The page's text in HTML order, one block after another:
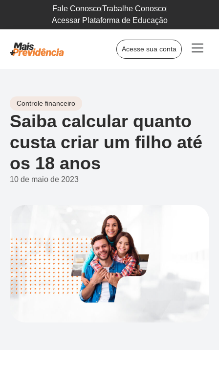
Fale ConoscoTrabalhe Conosco
Acessar Plataforma de Educação
Acesse sua conta
Controle financeiro
Saiba calcular quanto
custa criar um filho até
os 18 anos
10 de maio de 2023